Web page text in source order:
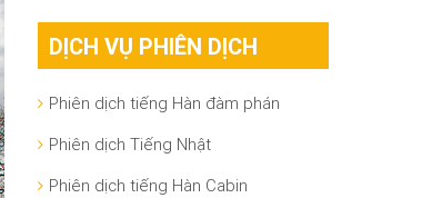
DỊCH VỤ PHIÊN DỊCH
Phiên dịch tiếng Hàn đàm phán
Phiên dịch Tiếng Nhật
Phiên dịch tiếng Hàn Cabin